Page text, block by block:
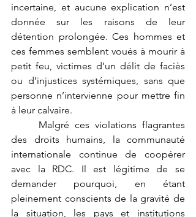
incertaine, et aucune explication n’est
donnée sur les raisons de leur
détention prolongée. Ces hommes et
ces femmes semblent voués à mourir à
petit feu, victimes d’un délit de faciès
ou d’injustices systémiques, sans que
personne n’intervienne pour mettre fin
à leur calvaire.
des droits humains, la communauté
internationale continue de coopérer
avec la RDC. Il est légitime de se
demander pourquoi, en étant
pleinement conscients de la gravité de
la situation, les pays et institutions